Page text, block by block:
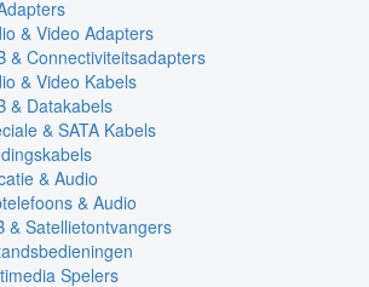
& Video Adapters
& Connectiviteitsadapters
& Video Kabels
& Datakabels
& SATA Kabels
& Audio
& Audio
& Satellietontvangers
Spelers